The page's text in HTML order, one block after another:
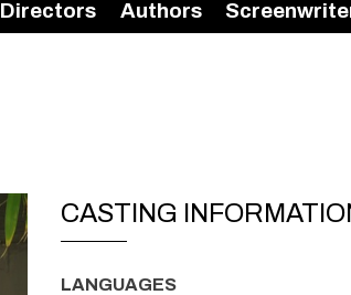
Directors Authors
CASTING
LANGUAGES